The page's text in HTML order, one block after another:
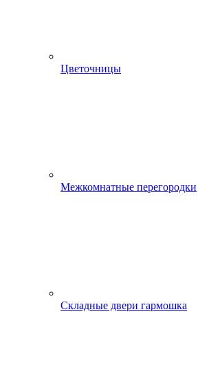
Цветочницы
Межкомнатные перегородки
Складные двери гармошка